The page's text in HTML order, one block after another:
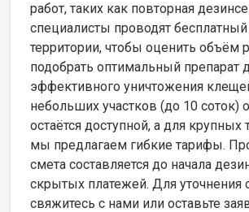
работ, таких как повторная
специалисты проводят
территории, чтобы оценить объём
подобрать оптимальный препарат
эффективного уничтожения
небольших участков (до 10 соток)
остаётся доступной, а для крупных
мы предлагаем гибкие тарифы.
смета составляется до начала
скрытых платежей. Для уточнения
свяжитесь с нами или оставьте